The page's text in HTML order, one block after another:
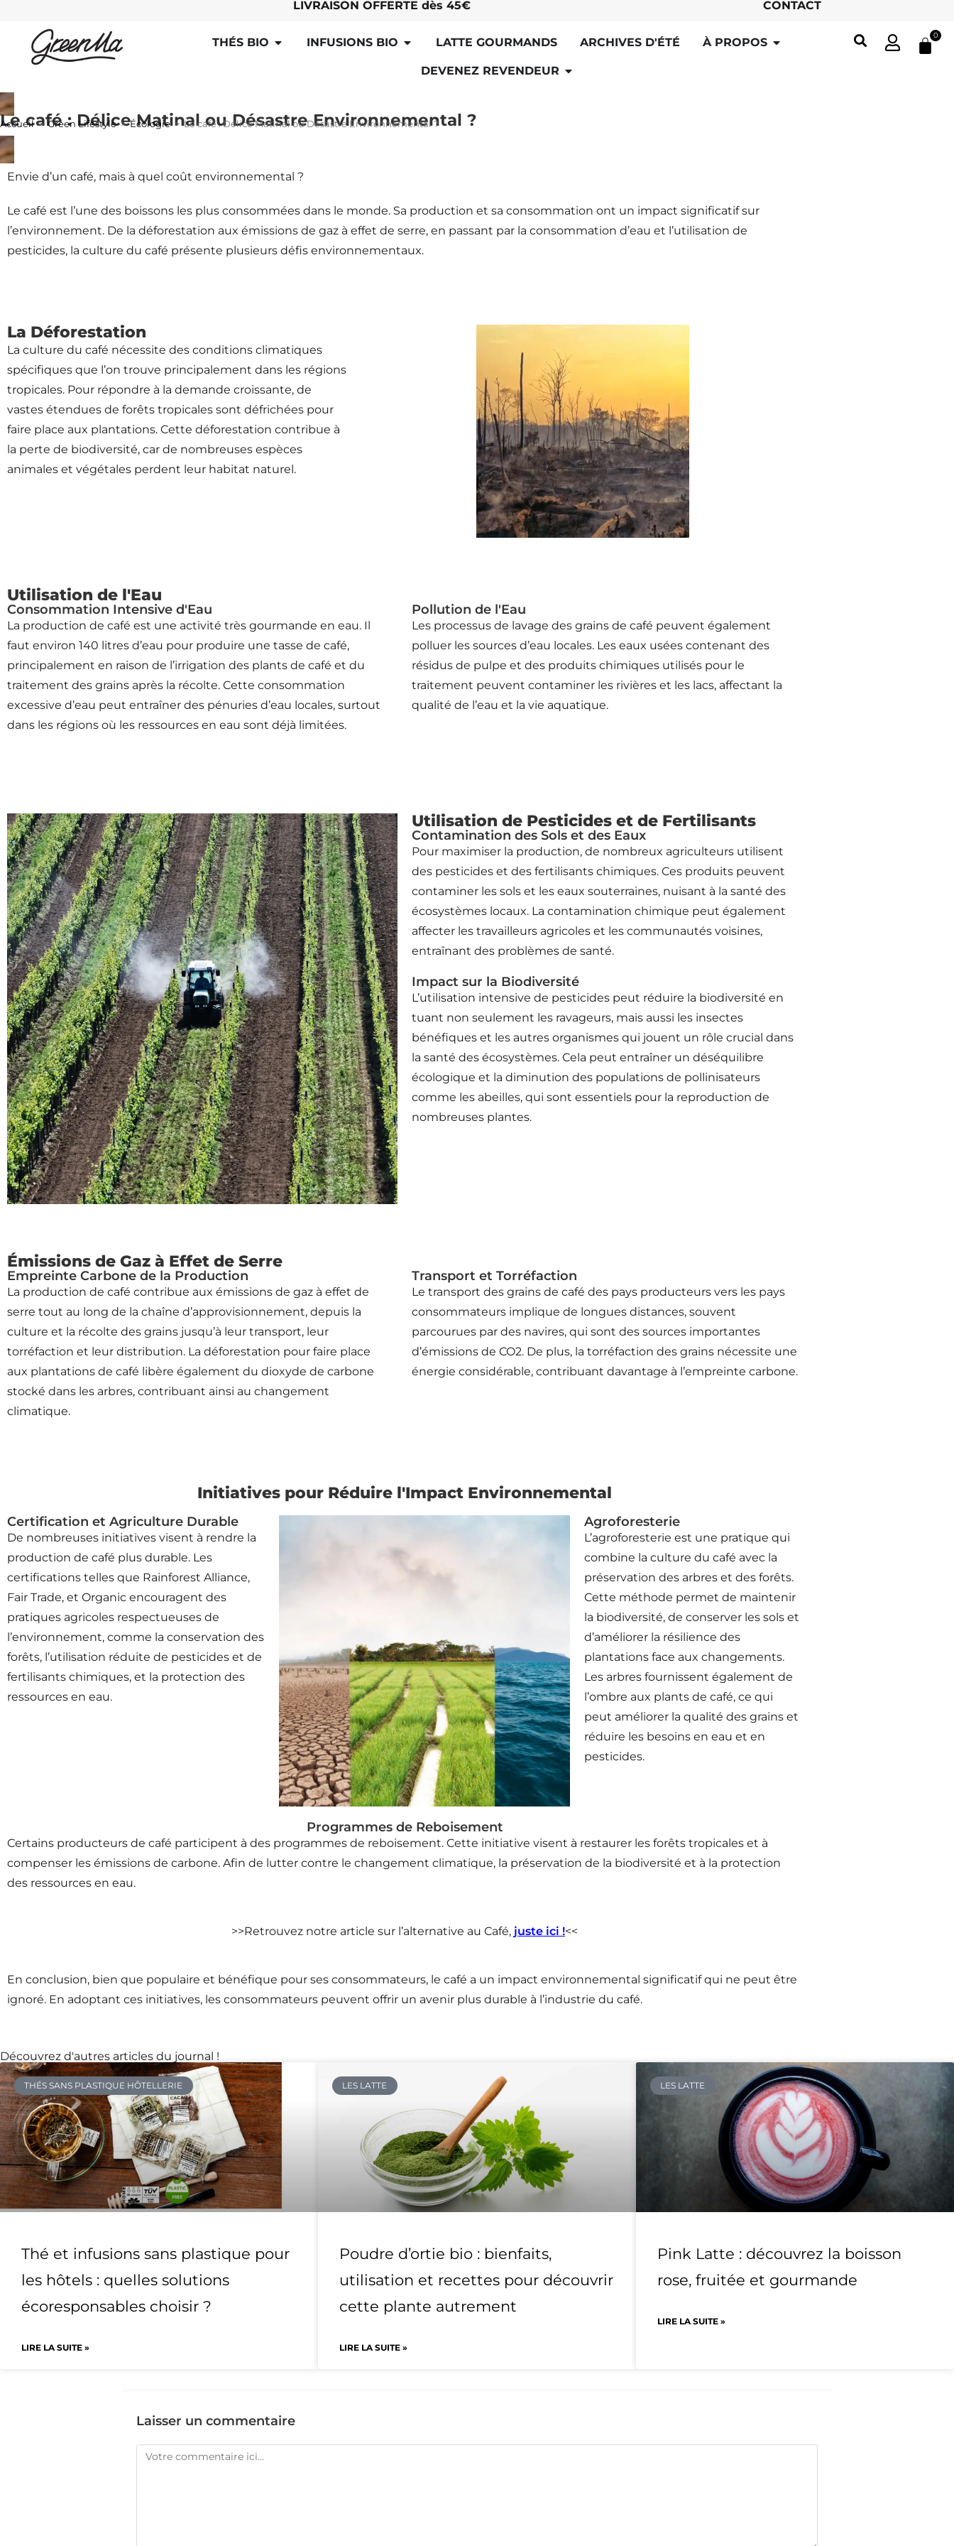
LIVRAISON OFFERTE dès 45€ CONTACT
THÉS BIO INFUSIONS BIO LATTE GOURMANDS ARCHIVES D'ÉTÉ À PROPOS
DEVENEZ REVENDEUR
0
Le café : Délice Matinal ou Désastre Environnemental ?
Accueil > Green Lifestyle > Écologie > Le café : Délice Matinal ou Désastre Environnemental ?
Envie d’un café, mais à quel coût environnemental ?
Le café est l’une des boissons les plus consommées dans le monde. Sa production et sa consommation ont un impact significatif sur
l’environnement. De la déforestation aux émissions de gaz à effet de serre, en passant par la consommation d’eau et l’utilisation de
pesticides, la culture du café présente plusieurs défis environnementaux.
La Déforestation
La culture du café nécessite des conditions climatiques
spécifiques que l’on trouve principalement dans les régions
tropicales. Pour répondre à la demande croissante, de
vastes étendues de forêts tropicales sont défrichées pour
faire place aux plantations. Cette déforestation contribue à
la perte de biodiversité, car de nombreuses espèces
animales et végétales perdent leur habitat naturel.
Utilisation de l'Eau
Consommation Intensive d'Eau
La production de café est une activité très gourmande en eau. Il
faut environ 140 litres d’eau pour produire une tasse de café,
principalement en raison de l’irrigation des plants de café et du
traitement des grains après la récolte. Cette consommation
excessive d’eau peut entraîner des pénuries d’eau locales, surtout
dans les régions où les ressources en eau sont déjà limitées.
Pollution de l'Eau
Les processus de lavage des grains de café peuvent également
polluer les sources d’eau locales. Les eaux usées contenant des
résidus de pulpe et des produits chimiques utilisés pour le
traitement peuvent contaminer les rivières et les lacs, affectant la
qualité de l’eau et la vie aquatique.
Utilisation de Pesticides et de Fertilisants
Contamination des Sols et des Eaux
Pour maximiser la production, de nombreux agriculteurs utilisent
des pesticides et des fertilisants chimiques. Ces produits peuvent
contaminer les sols et les eaux souterraines, nuisant à la santé des
écosystèmes locaux. La contamination chimique peut également
affecter les travailleurs agricoles et les communautés voisines,
entraînant des problèmes de santé.
Impact sur la Biodiversité
L’utilisation intensive de pesticides peut réduire la biodiversité en
tuant non seulement les ravageurs, mais aussi les insectes
bénéfiques et les autres organismes qui jouent un rôle crucial dans
la santé des écosystèmes. Cela peut entraîner un déséquilibre
écologique et la diminution des populations de pollinisateurs
comme les abeilles, qui sont essentiels pour la reproduction de
nombreuses plantes.
Émissions de Gaz à Effet de Serre
Empreinte Carbone de la Production
La production de café contribue aux émissions de gaz à effet de
serre tout au long de la chaîne d’approvisionnement, depuis la
culture et la récolte des grains jusqu’à leur transport, leur
torréfaction et leur distribution. La déforestation pour faire place
aux plantations de café libère également du dioxyde de carbone
stocké dans les arbres, contribuant ainsi au changement
climatique.
Transport et Torréfaction
Le transport des grains de café des pays producteurs vers les pays
consommateurs implique de longues distances, souvent
parcourues par des navires, qui sont des sources importantes
d’émissions de CO2. De plus, la torréfaction des grains nécessite une
énergie considérable, contribuant davantage à l’empreinte carbone.
Initiatives pour Réduire l'Impact Environnemental
Certification et Agriculture Durable
De nombreuses initiatives visent à rendre la
production de café plus durable. Les
certifications telles que Rainforest Alliance,
Fair Trade, et Organic encouragent des
pratiques agricoles respectueuses de
l’environnement, comme la conservation des
forêts, l’utilisation réduite de pesticides et de
fertilisants chimiques, et la protection des
ressources en eau.
Agroforesterie
L’agroforesterie est une pratique qui
combine la culture du café avec la
préservation des arbres et des forêts.
Cette méthode permet de maintenir
la biodiversité, de conserver les sols et
d’améliorer la résilience des
plantations face aux changements.
Les arbres fournissent également de
l’ombre aux plants de café, ce qui
peut améliorer la qualité des grains et
réduire les besoins en eau et en
pesticides.
Programmes de Reboisement
Certains producteurs de café participent à des programmes de reboisement. Cette initiative visent à restaurer les forêts tropicales et à
compenser les émissions de carbone. Afin de lutter contre le changement climatique, la préservation de la biodiversité et à la protection
des ressources en eau.
>>Retrouvez notre article sur l’alternative au Café, juste ici !<<
En conclusion, bien que populaire et bénéfique pour ses consommateurs, le café a un impact environnemental significatif qui ne peut être
ignoré. En adoptant ces initiatives, les consommateurs peuvent offrir un avenir plus durable à l’industrie du café.
Découvrez d'autres articles du journal !
THÉS SANS PLASTIQUE HÔTELLERIE
Thé et infusions sans plastique pour
les hôtels : quelles solutions
écoresponsables choisir ?
LIRE LA SUITE »
LES LATTE
Poudre d’ortie bio : bienfaits,
utilisation et recettes pour découvrir
cette plante autrement
LIRE LA SUITE »
LES LATTE
Pink Latte : découvrez la boisson
rose, fruitée et gourmande
LIRE LA SUITE »
Laisser un commentaire